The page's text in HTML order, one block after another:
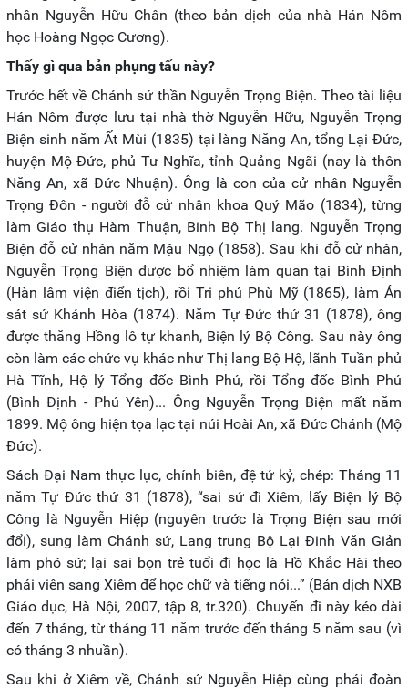
nhân Nguyễn Hữu Chân (theo bản dịch của nhà Hán Nôm
học Hoàng Ngọc Cương).
Thấy gì qua bản phụng tấu này?
Trước hết về Chánh sứ thần Nguyễn Trọng Biện. Theo tài liệu
Hán Nôm được lưu tại nhà thờ Nguyễn Hữu, Nguyễn Trọng
Biện sinh năm Ất Mùi (1835) tại làng Năng An, tổng Lại Đức,
huyện Mộ Đức, phủ Tư Nghĩa, tỉnh Quảng Ngãi (nay là thôn
Năng An, xã Đức Nhuận). Ông là con của cử nhân Nguyễn
Trọng Đôn - người đỗ cử nhân khoa Quý Mão (1834), từng
làm Giáo thụ Hàm Thuận, Binh Bộ Thị lang. Nguyễn Trọng
Biện đỗ cử nhân năm Mậu Ngọ (1858). Sau khi đỗ cử nhân,
Nguyễn Trọng Biện được bổ nhiệm làm quan tại Bình Định
(Hàn lâm viện điển tịch), rồi Tri phủ Phù Mỹ (1865), làm Án
sát sứ Khánh Hòa (1874). Năm Tự Đức thứ 31 (1878), ông
được thăng Hồng lô tự khanh, Biện lý Bộ Công. Sau này ông
còn làm các chức vụ khác như Thị lang Bộ Hộ, lãnh Tuần phủ
Hà Tĩnh, Hộ lý Tổng đốc Bình Phú, rồi Tổng đốc Bình Phú
(Bình Định - Phú Yên)... Ông Nguyễn Trọng Biện mất năm
1899. Mộ ông hiện tọa lạc tại núi Hoài An, xã Đức Chánh (Mộ
Đức).
Sách Đại Nam thực lục, chính biên, đệ tứ kỷ, chép: Tháng 11
năm Tự Đức thứ 31 (1878), “sai sứ đi Xiêm, lấy Biện lý Bộ
Công là Nguyễn Hiệp (nguyên trước là Trọng Biện sau mới
đổi), sung làm Chánh sứ, Lang trung Bộ Lại Đinh Văn Giản
làm phó sứ; lại sai bọn trẻ tuổi đi học là Hồ Khắc Hài theo
phái viên sang Xiêm để học chữ và tiếng nói...” (Bản dịch NXB
Giáo dục, Hà Nội, 2007, tập 8, tr.320). Chuyến đi này kéo dài
đến 7 tháng, từ tháng 11 năm trước đến tháng 5 năm sau (vì
có tháng 3 nhuần).
Sau khi ở Xiêm về, Chánh sứ Nguyễn Hiệp cùng phái đoàn